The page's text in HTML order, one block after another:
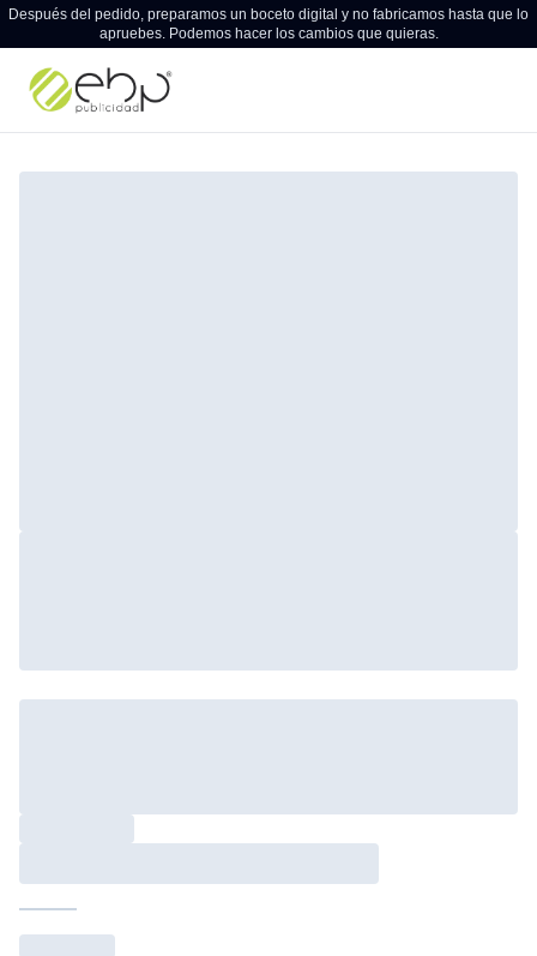
Después del pedido, preparamos un boceto digital y no fabricamos hasta que lo
apruebes. Podemos hacer los cambios que quieras.